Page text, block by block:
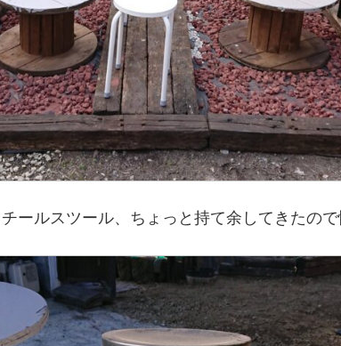
ールスツール、ちょっと持て余してきたので